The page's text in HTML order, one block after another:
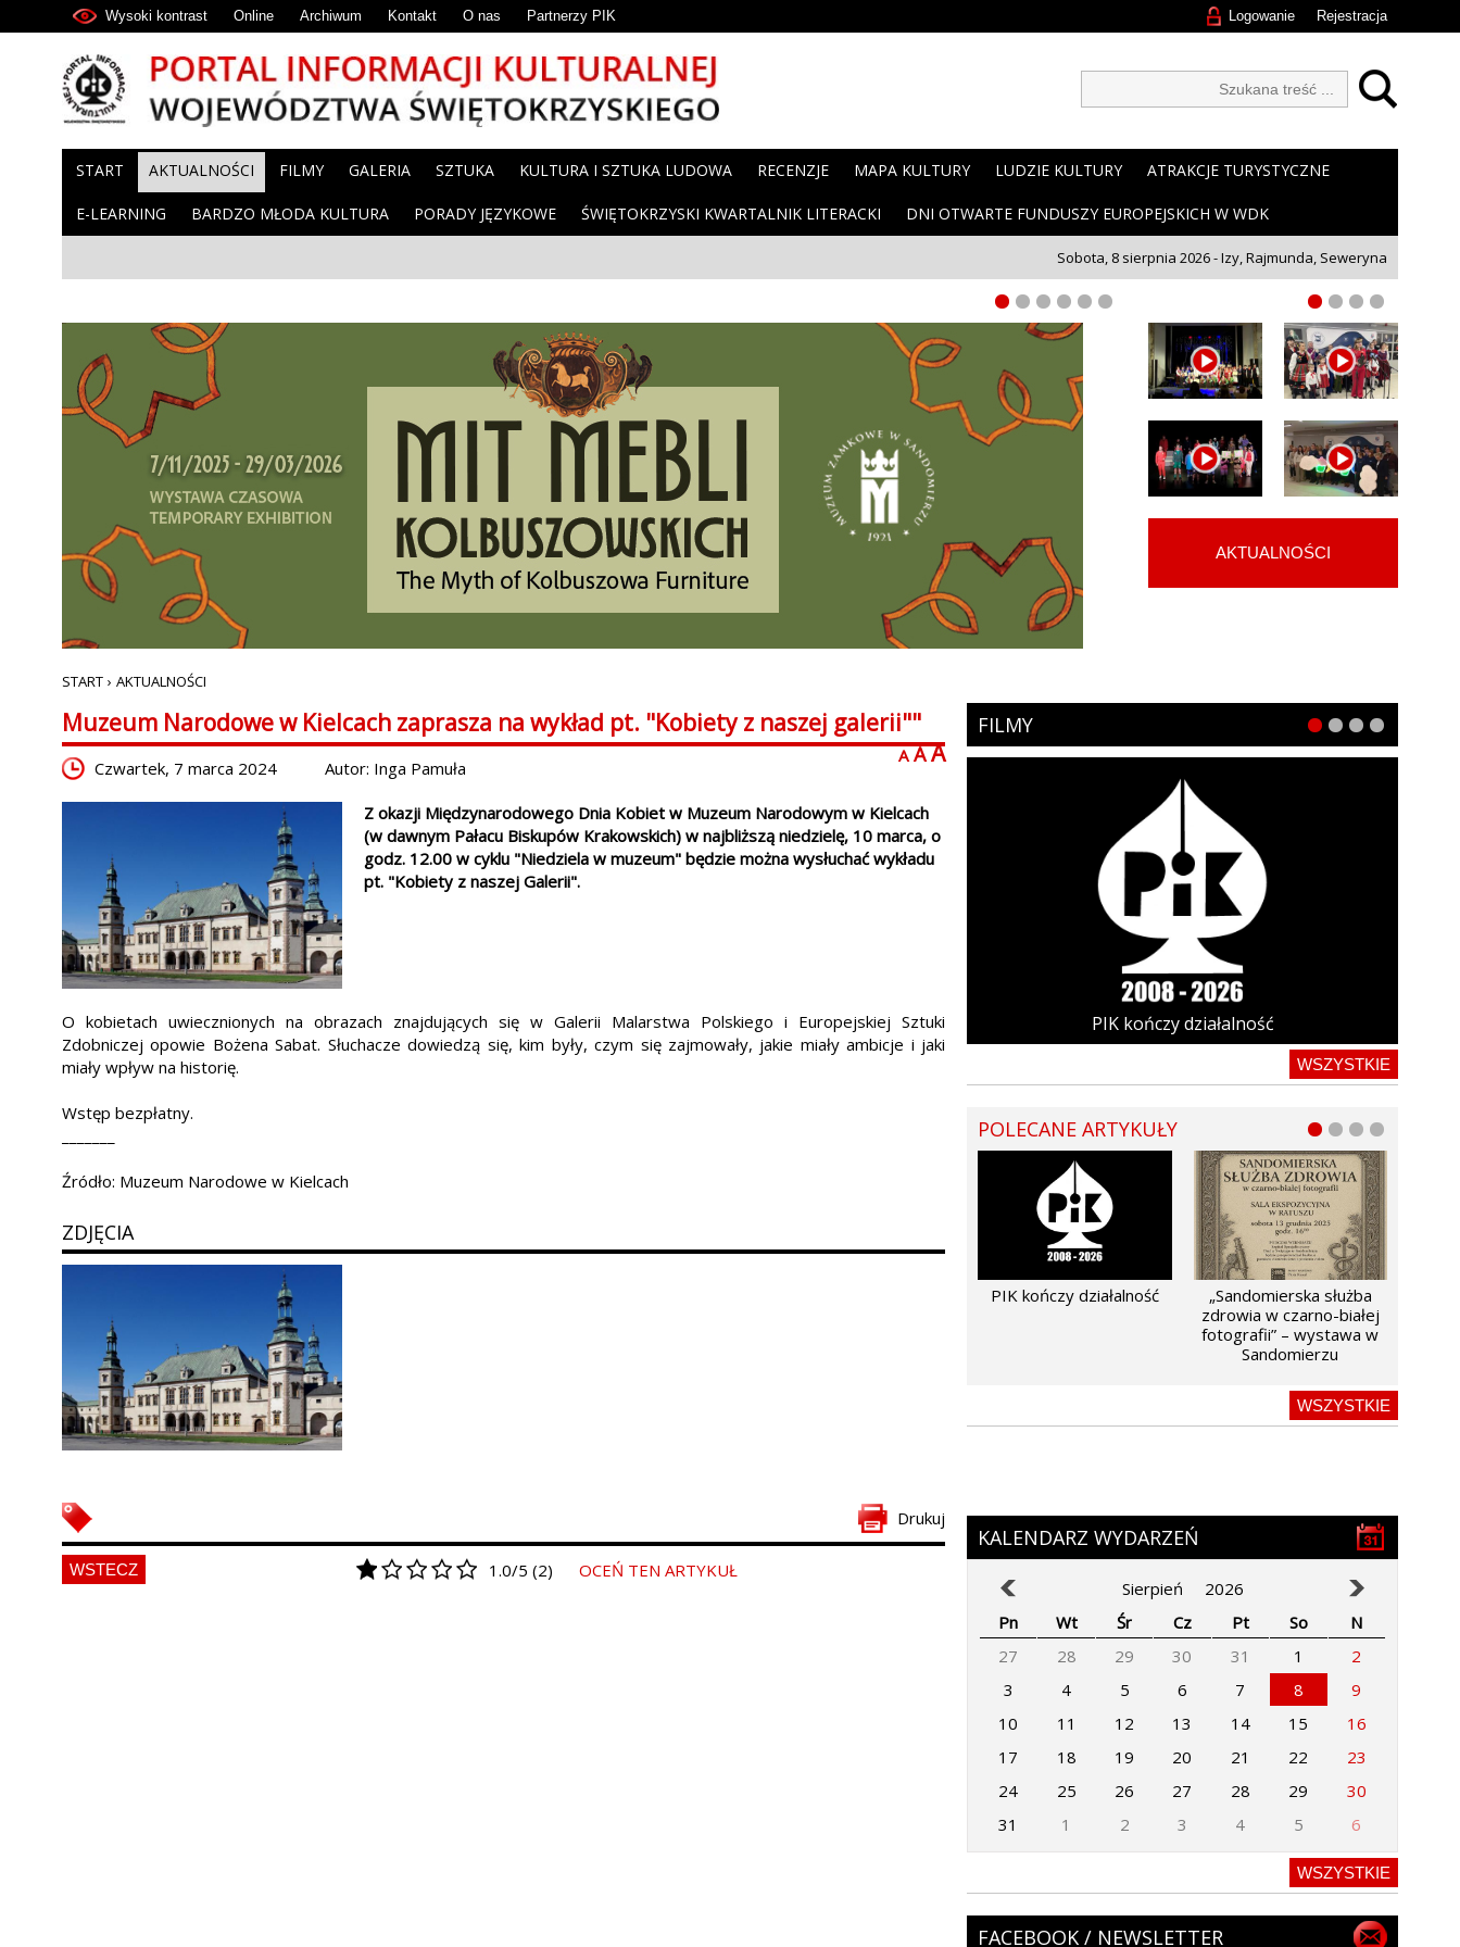
Rejestracja
Logowanie
Wysoki kontrast Online Archiwum Kontakt O nas Partnerzy PIK
START AKTUALNOŚCI FILMY GALERIA SZTUKA KULTURA I SZTUKA LUDOWA RECENZJE MAPA KULTURY LUDZIE KULTURY ATRAKCJE TURYSTYCZNE
E-LEARNING BARDZO MŁODA KULTURA PORADY JĘZYKOWE ŚWIĘTOKRZYSKI KWARTALNIK LITERACKI DNI OTWARTE FUNDUSZY EUROPEJSKICH W WDK
Sobota, 8 sierpnia 2026 - Izy, Rajmunda, Seweryna
AKTUALNOŚCI
START › AKTUALNOŚCI
Muzeum Narodowe w Kielcach zaprasza na wykład pt. "Kobiety z naszej galerii""
A A A
Czwartek, 7 marca 2024 Autor: Inga Pamuła
Z okazji Międzynarodowego Dnia Kobiet w Muzeum Narodowym w Kielcach
(w dawnym Pałacu Biskupów Krakowskich) w najbliższą niedzielę, 10 marca, o
godz. 12.00 w cyklu "Niedziela w muzeum" będzie można wysłuchać wykładu
pt. "Kobiety z naszej Galerii".
O kobietach uwiecznionych na obrazach znajdujących się w Galerii Malarstwa Polskiego i Europejskiej Sztuki
Zdobniczej opowie Bożena Sabat. Słuchacze dowiedzą się, kim były, czym się zajmowały, jakie miały ambicje i jaki
miały wpływ na historię.
Wstęp bezpłatny.
Źródło: Muzeum Narodowe w Kielcach
ZDJĘCIA
Drukuj
WSTECZ 1.0/5 (2) OCEŃ TEN ARTYKUŁ
FILMY
PIK kończy działalność
WSZYSTKIE
POLECANE ARTYKUŁY
PIK kończy działalność
„Sandomierska służba
zdrowia w czarno-białej
fotografii” – wystawa w
Sandomierzu
WSZYSTKIE
KALENDARZ WYDARZEŃ
Sierpień
2026
Pn
Wt Śr Cz Pt So
N
27
28 29 30 31 1
2
3
4 5 6 7 8
9
10
11 12 13 14 15
16
17
18 19 20 21 22
23
24
25 26 27 28 29
30
31
1 2 3 4 5 6
WSZYSTKIE
FACEBOOK / NEWSLETTER